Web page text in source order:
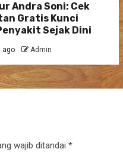
Andra Soni: Cek
Gratis Kunci
Sejak Dini
ago Admin
wajib ditandai *